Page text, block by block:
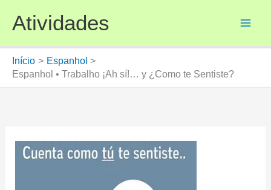
para
conteúdo
Atividades
Início
Espanhol
Espanhol • Trabalho ¡Ah sí!… y ¿Como te Sentiste?